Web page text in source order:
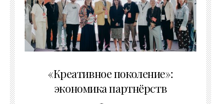
«Креативное поколение»:
экономика партнёрств